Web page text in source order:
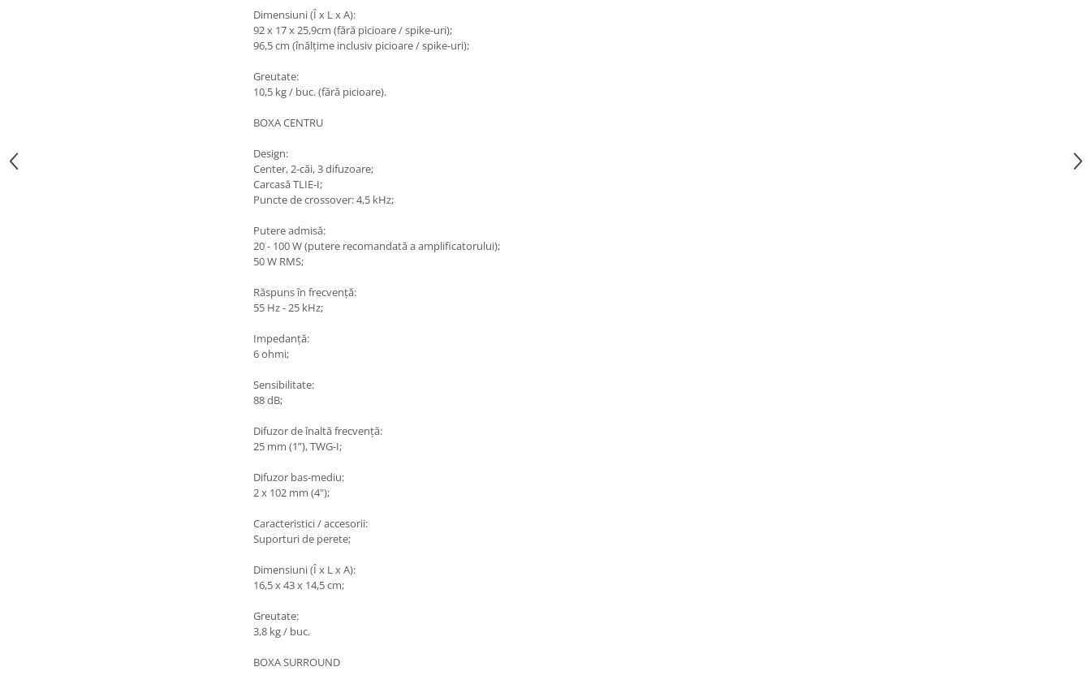
Dimensiuni (Î x L x A):
92 x 17 x 25,9cm (fără picioare / spike-uri);
96,5 cm (înălțime inclusiv picioare / spike-uri);
Greutate:
10,5 kg / buc. (fără picioare).
BOXA CENTRU
Design:
Center, 2-căi, 3 difuzoare;
Carcasă TLIE-I;
Puncte de crossover: 4,5 kHz;
Putere admisă:
20 - 100 W (putere recomandată a amplificatorului);
50 W RMS;
Răspuns în frecvență:
55 Hz - 25 kHz;
Impedanță:
6 ohmi;
Sensibilitate:
88 dB;
Difuzor de înaltă frecvență:
25 mm (1”), TWG-I;
Difuzor bas-mediu:
2 x 102 mm (4");
Caracteristici / accesorii:
Suporturi de perete;
Dimensiuni (Î x L x A):
16,5 x 43 x 14,5 cm;
Greutate:
3,8 kg / buc.
BOXA SURROUND